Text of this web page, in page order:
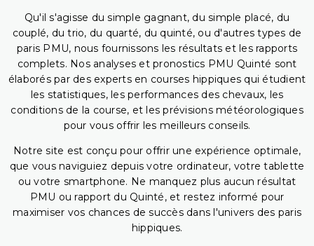
Qu'il s'agisse du simple gagnant, du simple placé, du
couplé, du trio, du quarté, du quinté, ou d'autres types de
paris PMU, nous fournissons les résultats et les rapports
complets. Nos analyses et pronostics PMU Quinté sont
élaborés par des experts en courses hippiques qui étudient
les statistiques, les performances des chevaux, les
conditions de la course, et les prévisions météorologiques
pour vous offrir les meilleurs conseils.
Notre site est conçu pour offrir une expérience optimale,
que vous naviguiez depuis votre ordinateur, votre tablette
ou votre smartphone. Ne manquez plus aucun résultat
PMU ou rapport du Quinté, et restez informé pour
maximiser vos chances de succès dans l'univers des paris
hippiques.